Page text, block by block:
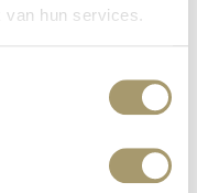
van hun services.